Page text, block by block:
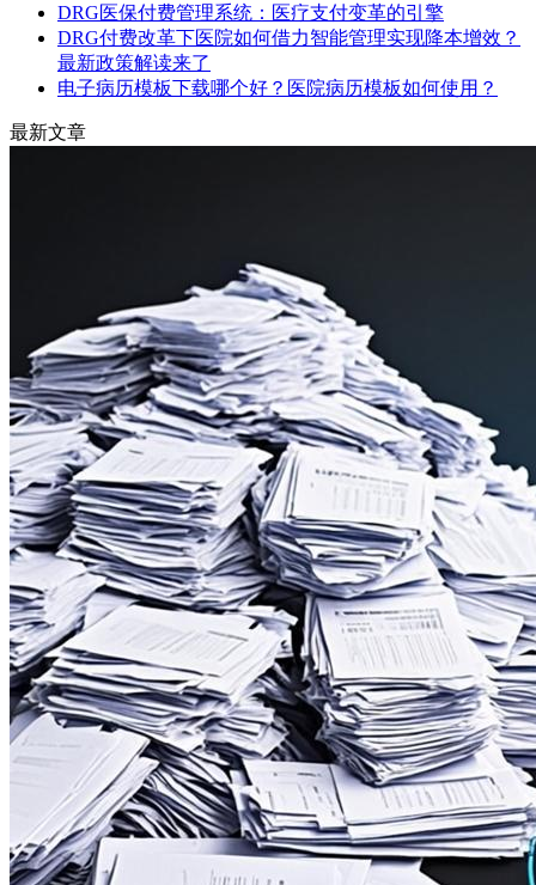
DRG医保付费管理系统：医疗支付变革的引擎
DRG付费改革下医院如何借力智能管理实现降本增效？
最新政策解读来了
电子病历模板下载哪个好？医院病历模板如何使用？
最新文章